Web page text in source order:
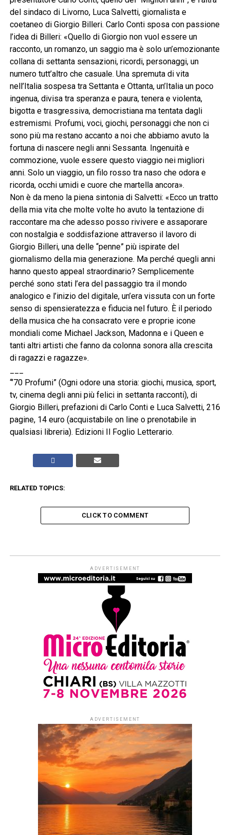
del sindaco di Livorno, Luca Salvetti, giornalista e
coetaneo di Giorgio Billeri. Carlo Conti sposa con passione
l’idea di Billeri: «Quello di Giorgio non vuol essere un
racconto, un romanzo, un saggio ma è solo un’emozionante
collana di settanta sensazioni, ricordi, personaggi, un
numero tutt’altro che casuale. Una spremuta di vita
nell’Italia sospesa tra Settanta e Ottanta, un’Italia un poco
ingenua, divisa tra speranza e paura, tenera e violenta,
bigotta e trasgressiva, democristiana ma tentata dagli
estremismi. Profumi, voci, giochi, personaggi che non ci
sono più ma restano accanto a noi che abbiamo avuto la
fortuna di nascere negli anni Sessanta. Ingenuità e
commozione, vuole essere questo viaggio nei migliori
anni. Solo un viaggio, un filo rosso tra naso che odora e
ricorda, occhi umidi e cuore che martella ancora».
Non è da meno la piena sintonia di Salvetti: «Ecco un tratto
della mia vita che molte volte ho avuto la tentazione di
raccontare ma che adesso posso rivivere e assaporare
con nostalgia e soddisfazione attraverso il lavoro di
Giorgio Billeri, una delle “penne” più ispirate del
giornalismo della mia generazione. Ma perché quegli anni
hanno questo appeal straordinario? Semplicemente
perché sono stati l’era del passaggio tra il mondo
analogico e l’inizio del digitale, un’era vissuta con un forte
senso di spensieratezza e fiducia nel futuro. È il periodo
della musica che ha consacrato vere e proprie icone
mondiali come Michael Jackson, Madonna e i Queen e
tanti altri artisti che fanno da colonna sonora alla crescita
di ragazzi e ragazze».
“’70 Profumi” (Ogni odore una storia: giochi, musica, sport,
tv, cinema degli anni più felici in settanta racconti), di
Giorgio Billeri, prefazioni di Carlo Conti e Luca Salvetti, 216
pagine, 14 euro (acquistabile on line o prenotabile in
qualsiasi libreria). Edizioni Il Foglio Letterario.
RELATED TOPICS:
CLICK TO COMMENT
LO ZIBALDONE - RECENSIONI
Artificiale, il ritratto intimo di una
paternità ritrovata
Published 5 giorni ago on 3 Agosto 2026
Redazione Leggere:tutti
di Elena D’Alessandri
Per generazioni di italiani
Cino Tortorella è stato
Mago Zurlì, un’icona felice
della prima televisione
custodita nella memoria
collettiva, tra calzamaglie
lucide, brillantini e lo
Zecchino d’Oro dei primi
anni. Per suo figlio Guido
era semplicemente un